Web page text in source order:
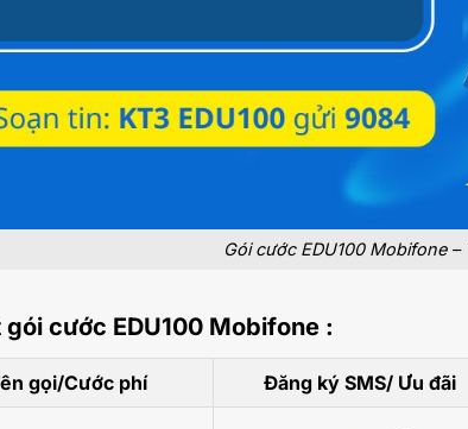
Gói cước EDU100 Mobifone
gói cước EDU100 Mobifone :
gọi/Cước phí Đăng ký SMS/ Ưu đãi